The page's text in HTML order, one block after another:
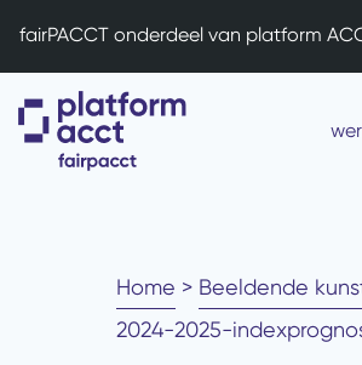
fairPACCT onderdeel van platform
Home > Beeldende
2024-2025-